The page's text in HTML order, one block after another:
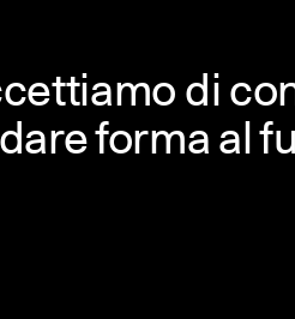
di
forma al